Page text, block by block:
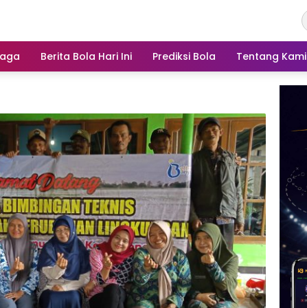
Berita Bola Hari Ini Prediksi Bola Tentang Kami